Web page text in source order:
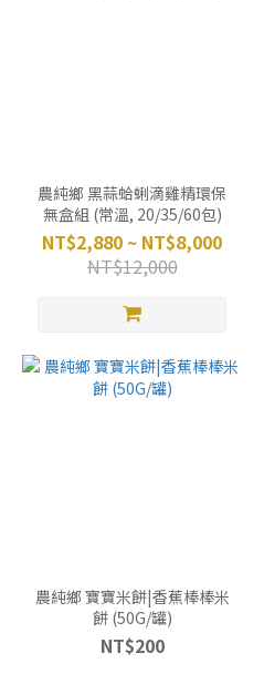
農純鄉 黑蒜蛤蜊滴雞精環保
無盒組 (常溫, 20/35/60包)
NT$2,880 ~ NT$8,000
NT$12,000
農純鄉 寶寶米餅|香蕉棒棒米
餅 (50G/罐)
NT$200